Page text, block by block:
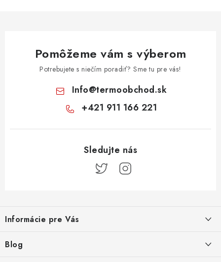
Pomôžeme vám s výberom
Potrebujete s niečím poradiť? Sme tu pre vás!
Info@termoobchod.sk
+421 911 166 221
p
ä
Informácie pre Vás
Blog